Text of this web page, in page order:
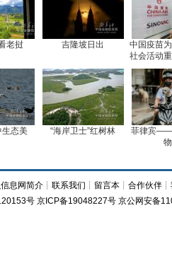
老挝 吉隆坡日出
中国疫苗
社会活动
生态美 “海岸卫士”红树林
菲律宾
息网简介 ┊联系我们 ┊ 留言本 ┊合作伙伴 ┊
号 京ICP备19048227号 京公网安备